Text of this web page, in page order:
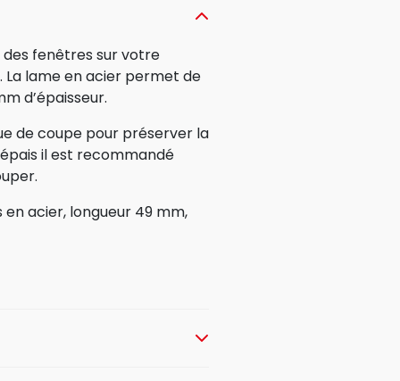
fenêtres sur votre
lame en acier permet de
d’épaisseur.
de coupe pour préserver la
il est recommandé
acier, longueur 49 mm,